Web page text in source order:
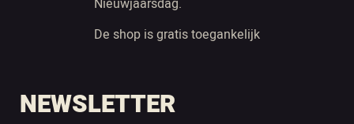
Nieuwjaarsdag.
De shop is gratis toegankelijk
NEWSLETTER